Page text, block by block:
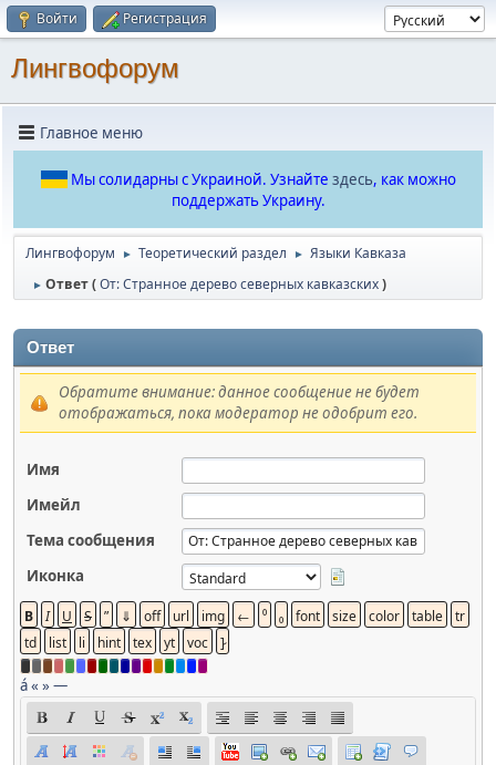
Войти Регистрация
Лингвофорум
Главное меню
Мы солидарны с Украиной. Узнайте здесь, как можно
поддержать Украину.
Лингвофорум ► Теоретический раздел ► Языки Кавказа
► Ответ (От: Странное дерево северных кавказских)
Ответ
Обратите внимание: данное сообщение не будет
отображаться, пока модератор не одобрит его.
Имя
Имейл
Тема сообщения
Иконка
á« »—